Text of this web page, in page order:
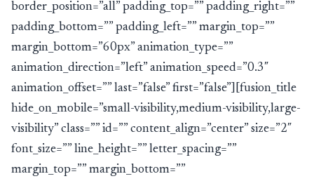
border_position=”all” padding_top=”” padding_right=””
padding_bottom=”” padding_left=”” margin_top=””
margin_bottom=”60px” animation_type=””
animation_direction=”left” animation_speed=”0.3″
animation_offset=”” last=”false” first=”false”][fusion_title
hide_on_mobile=”small-visibility,medium-visibility,large-
visibility” class=”” id=”” content_align=”center” size=”2″
font_size=”” line_height=”” letter_spacing=””
margin_top=”” margin_bottom=””